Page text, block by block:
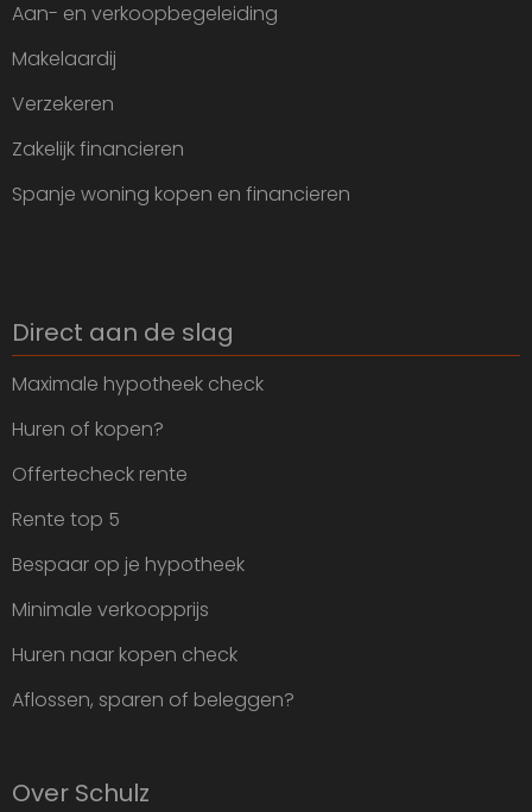
Aan- en verkoopbegeleiding
Makelaardij
Verzekeren
Zakelijk financieren
Spanje woning kopen en financieren
Direct aan de slag
Maximale hypotheek check
Huren of kopen?
Offertecheck rente
Rente top 5
Bespaar op je hypotheek
Minimale verkoopprijs
Huren naar kopen check
Aflossen, sparen of beleggen?
Over Schulz